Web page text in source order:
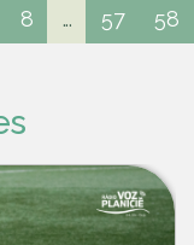
8 ... 57 58